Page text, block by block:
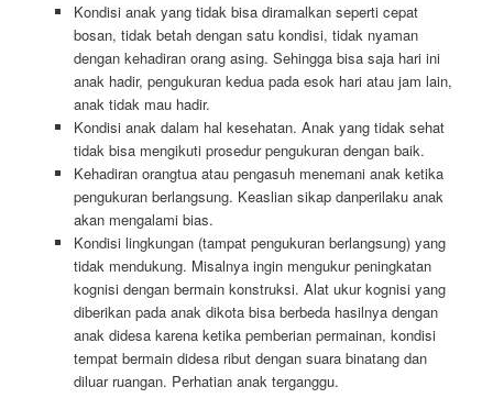
Kondisi anak yang tidak bisa diramalkan seperti cepat
bosan, tidak betah dengan satu kondisi, tidak nyaman
dengan kehadiran orang asing. Sehingga bisa saja hari ini
anak hadir, pengukuran kedua pada esok hari atau jam lain,
anak tidak mau hadir.
Kondisi anak dalam hal kesehatan. Anak yang tidak sehat
tidak bisa mengikuti prosedur pengukuran dengan baik.
Kehadiran orangtua atau pengasuh menemani anak ketika
pengukuran berlangsung. Keaslian sikap danperilaku anak
akan mengalami bias.
Kondisi lingkungan (tampat pengukuran berlangsung) yang
tidak mendukung. Misalnya ingin mengukur peningkatan
kognisi dengan bermain konstruksi. Alat ukur kognisi yang
diberikan pada anak dikota bisa berbeda hasilnya dengan
anak didesa karena ketika pemberian permainan, kondisi
tempat bermain didesa ribut dengan suara binatang dan
diluar ruangan. Perhatian anak terganggu.